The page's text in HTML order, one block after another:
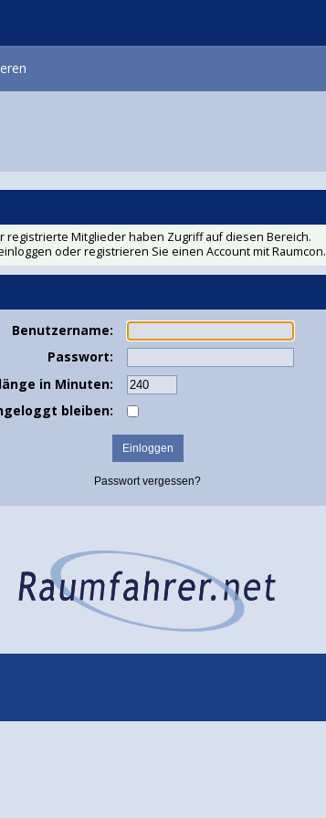
registrierte Mitglieder haben Zugriff auf diesen Bereich.
oderregistrieren Sie einen Accountmit Raumcon.
Benutzername:
Passwort:
in Minuten:
bleiben:
Passwort vergessen?